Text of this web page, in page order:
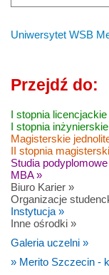
Uniwersytet WSB
Przejdź do:
I stopnia licencjackie
I stopnia
Magisterskie
II stopnia
Studia
MBA »
Biuro Karier »
Organizacje
Instytucja »
Inne ośrodki »
Galeria uczelni »
» Merito Szczecin -